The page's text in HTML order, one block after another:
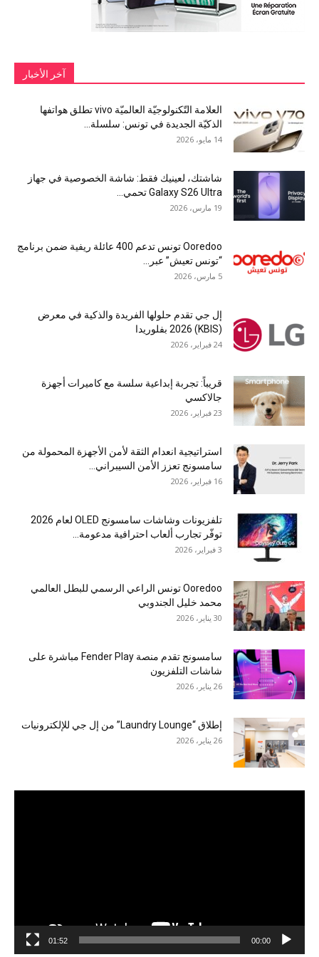
آخر الأخبار
العلامة التّكنولوجيّة العالميّة vivo تطلق هواتفها
الذكيّة الجديدة في تونس: سلسلة...
14 مايو، 2026
شاشتك، لعينيك فقط: شاشة الخصوصية في جهاز
Galaxy S26 Ultra تحمي...
19 مارس، 2026
Ooredoo تونس تدعم 400 عائلة ريفية ضمن برنامج
“تونس تعيش” عبر...
5 مارس، 2026
إل جي تقدم حلولها الفريدة والذكية في معرض
(KBIS) 2026 بفلوريدا
24 فبراير، 2026
قريباً: تجربة إبداعية سلسة مع كاميرات أجهزة
جالاكسي
23 فبراير، 2026
استراتيجية انعدام الثقة لأمن الأجهزة المحمولة من
سامسونج تعزز الأمن السيبراني...
16 فبراير، 2026
تلفزيونات وشاشات سامسونج OLED لعام 2026
توفّر تجارب ألعاب احترافية مدعومة...
3 فبراير، 2026
Ooredoo تونس الراعي الرسمي للبطل العالمي
محمد خليل الجندوبي
30 يناير، 2026
سامسونج تقدم منصة Fender Play مباشرة على
شاشات التلفزيون
26 يناير، 2026
إطلاق “Laundry Lounge” من إل جي للإلكترونيات
26 يناير، 2026
00:00
01:52